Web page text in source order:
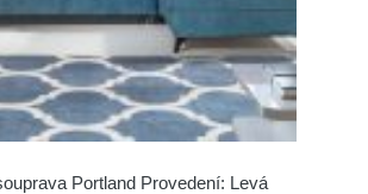
Portland Provedení: Levá